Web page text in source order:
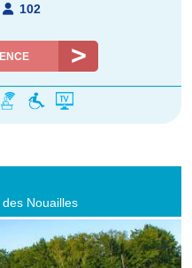
102
Nouailles